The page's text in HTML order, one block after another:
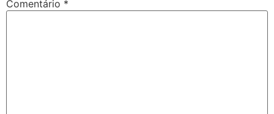
Comentário *